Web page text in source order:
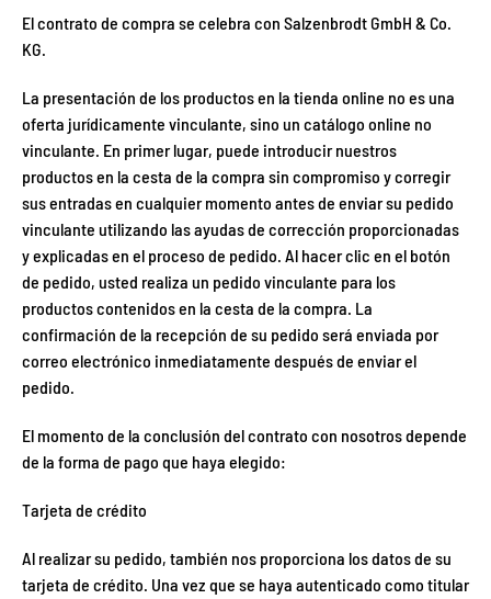
El contrato de compra se celebra con Salzenbrodt GmbH & Co.
KG.
La presentación de los productos en la tienda online no es una
oferta jurídicamente vinculante, sino un catálogo online no
vinculante. En primer lugar, puede introducir nuestros
productos en la cesta de la compra sin compromiso y corregir
sus entradas en cualquier momento antes de enviar su pedido
vinculante utilizando las ayudas de corrección proporcionadas
y explicadas en el proceso de pedido. Al hacer clic en el botón
de pedido, usted realiza un pedido vinculante para los
productos contenidos en la cesta de la compra. La
confirmación de la recepción de su pedido será enviada por
correo electrónico inmediatamente después de enviar el
pedido.
El momento de la conclusión del contrato con nosotros depende
de la forma de pago que haya elegido:
Tarjeta de crédito
Al realizar su pedido, también nos proporciona los datos de su
tarjeta de crédito. Una vez que se haya autenticado como titular